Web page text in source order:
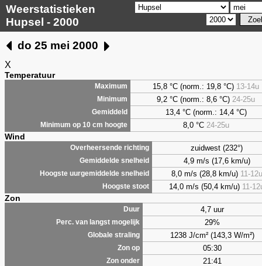
Weerstatistieken
Hupsel - 2000
do 25 mei 2000
X
Temperatuur
Maximum 15,8 °C (norm.: 19,8 °C) 13-14u
Minimum 9,2 °C (norm.: 8,6 °C) 24-25u
Gemiddeld 13,4 °C (norm.: 14,4 °C)
Minimum op 10 cm hoogte 8,0°C 24-25u
Wind
Overheersende richting zuidwest (232°)
Gemiddelde snelheid 4,9 m/s (17,6 km/u)
Hoogste uurgemiddelde snelheid 8,0 m/s (28,8 km/u) 11-12u
Hoogste stoot 14,0 m/s (50,4 km/u) 11-
Zon
Duur 4,7 uur
Perc. van langst mogelijk 29%
Globale straling 1238 J/cm² (143,3 W/m²)
Zon op 05:30
Zon onder 21:41